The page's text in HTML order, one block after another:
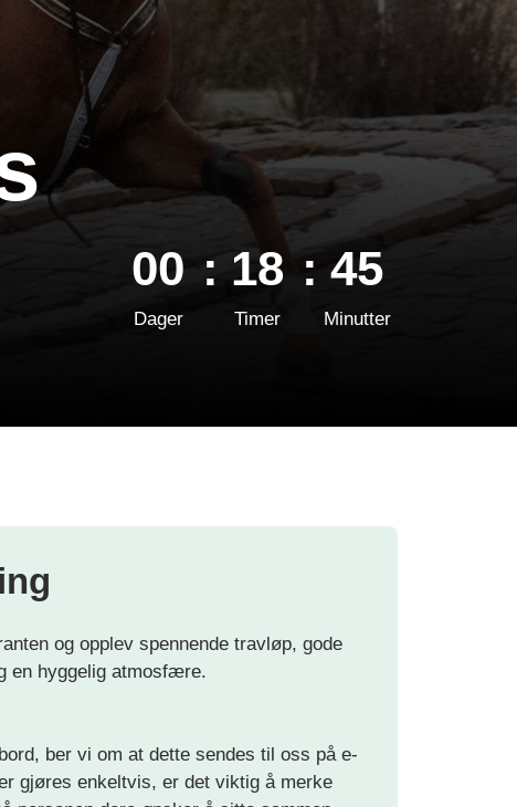
00 : 18 : 45
Dager Timer Minutter
og opplev spennende travløp, gode
en hyggelig atmosfære.
ber vi om at dette sendes til oss på e-
gjøres enkeltvis, er det viktig å merke